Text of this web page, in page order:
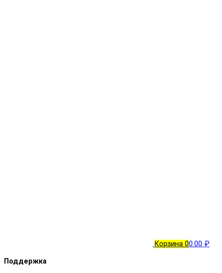
Корзина 00.00 ₽
Поддержка